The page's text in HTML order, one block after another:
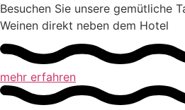
Besuchen Sie unsere gemütliche
Weinen direkt neben dem Hotel
mehr erfahren